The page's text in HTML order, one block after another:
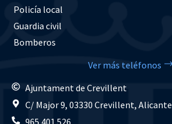
Policía local
Guardia civil
Bomberos
Ver más teléfonos
Ajuntament de Crevillent
C/ Major 9, 03330 Crevillent, Alicante
965 401 526